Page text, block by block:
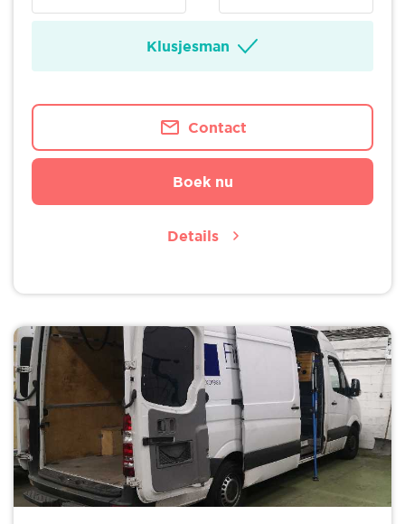
Klusjesman
Contact
Boek nu
Details